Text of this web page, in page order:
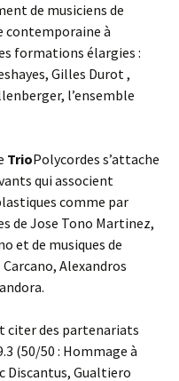
de musiciens de
contemporaine à
formations élargies :
Gilles Durot ,
l’ensemble
TrioPolycordes s’attache
qui associent
comme par
de Jose Tono Martinez,
et de musiques de
Alexandros
citer des partenariats
(50/50 : Hommage à
Discantus, Gualtiero